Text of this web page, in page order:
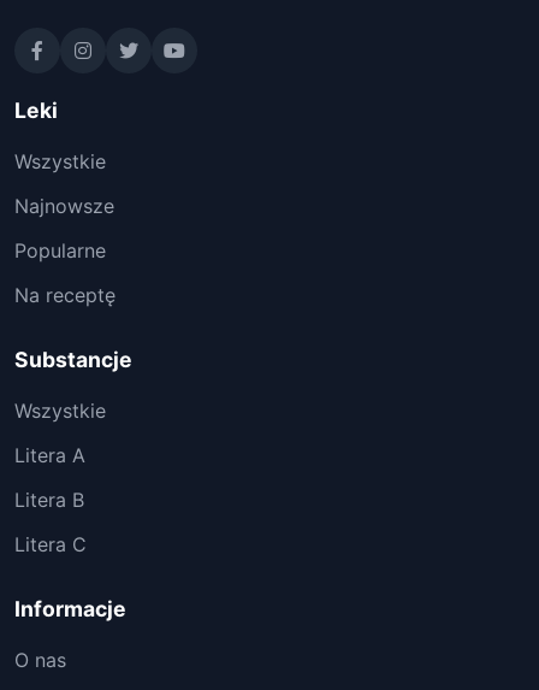
Leki
Wszystkie
Najnowsze
Popularne
Na receptę
Substancje
Wszystkie
Litera A
Litera B
Litera C
Informacje
O nas